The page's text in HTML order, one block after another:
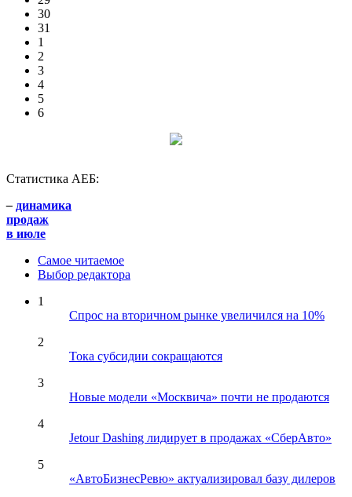
30
31
1
2
3
4
5
6
Статистика АЕБ:
– динамика
продаж
в июле
Самое читаемое
Выбор редактора
1
Спрос на вторичном рынке увеличился на 10%
2
Тока субсидии сокращаются
3
Новые модели «Москвича» почти не продаются
4
Jetour Dashing лидирует в продажах «СберАвто»
5
«АвтоБизнесРевю» актуализировал базу дилеров